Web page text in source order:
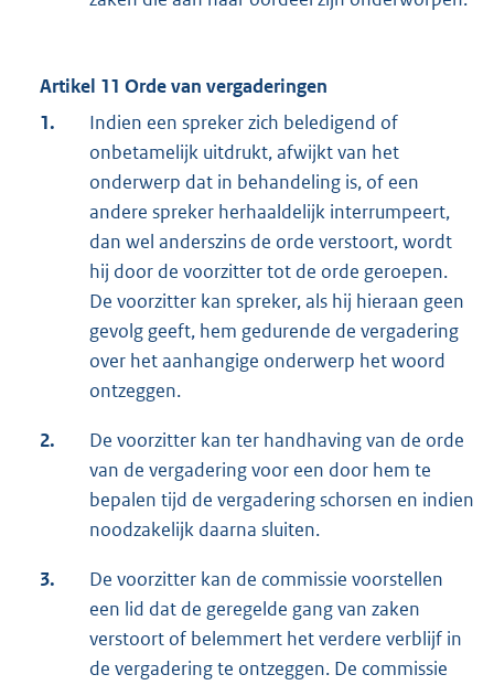
Artikel 11 Orde van vergaderingen
1.
Indien een spreker zich beledigend of
onbetamelijk uitdrukt, afwijkt van het
onderwerp dat in behandeling is, of een
andere spreker herhaaldelijk interrumpeert,
dan wel anderszins de orde verstoort, wordt
hij door de voorzitter tot de orde geroepen.
De voorzitter kan spreker, als hij hieraan geen
gevolg geeft, hem gedurende de vergadering
over het aanhangige onderwerp het woord
ontzeggen.
2.
De voorzitter kan ter handhaving van de orde
van de vergadering voor een door hem te
bepalen tijd de vergadering schorsen en indien
noodzakelijk daarna sluiten.
3.
De voorzitter kan de commissie voorstellen
een lid dat de geregelde gang van zaken
verstoort of belemmert het verdere verblijf in
de vergadering te ontzeggen. De commissie